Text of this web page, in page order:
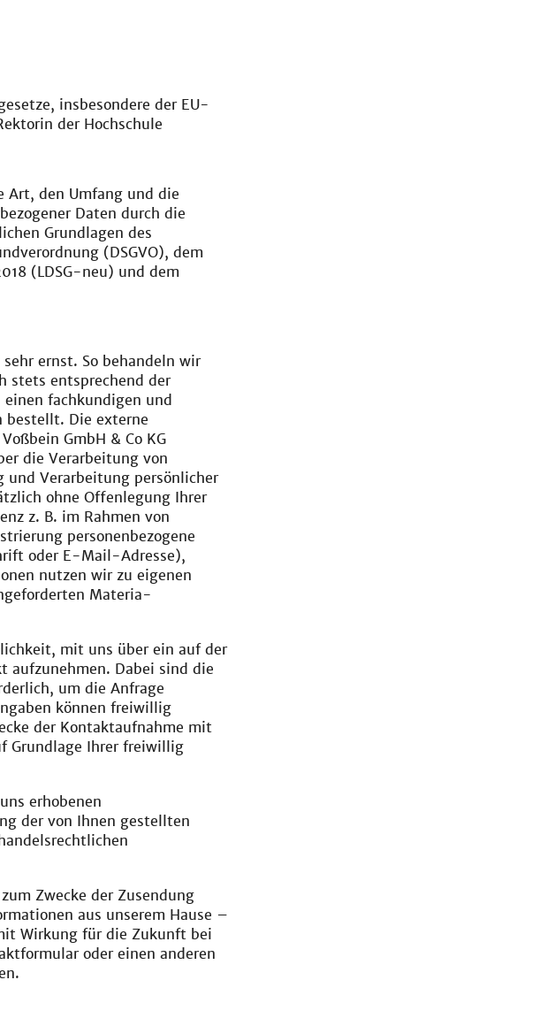
insbesondere der EU-
der Hochschule
Art, den Umfang und die
Daten durch die
Grundlagen des
(DSGVO), dem
(LDSG-neu) und dem
ernst. So behandeln wir
stets entsprechend der
fachkundigen und
bestellt. Die externe
GmbH & Co KG
die Verarbeitung von
und Verarbeitung persönlicher
ohne Offenlegung Ihrer
z. B. im Rahmen von
personenbezogene
oder E-Mail-Adresse),
nutzen wir zu eigenen
Materia-
mit uns über ein auf der
aufzunehmen. Dabei sind die
um die Anfrage
können freiwillig
der Kontaktaufnahme mit
Grundlage Ihrer freiwillig
erhobenen
der von Ihnen gestellten
Zwecke der Zusendung
aus unserem Hause –
Wirkung für die Zukunft bei
oder einen anderen